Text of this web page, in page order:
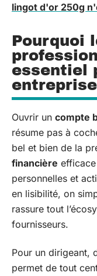
lingot d'or 250g
Pourquoi
essentiel
entreprise
Ouvrir un compte
résume pas à
bel et bien de la
financière
personnelles et
en lisibilité, on
rassure tout
fournisseurs.
Pour un dirigeant,
permet de tout